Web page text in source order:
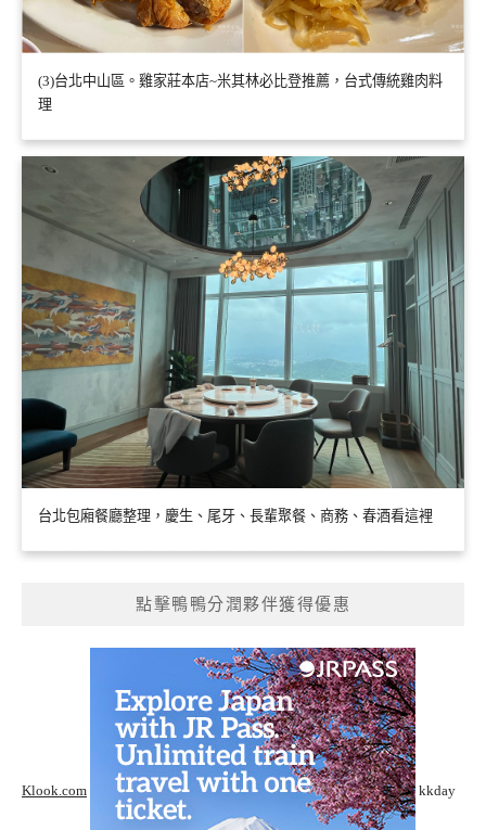
(3)台北中山區。雞家莊本店~米其林必比登推薦，台式傳統雞肉料
理
台北包廂餐廳整理，慶生、尾牙、長輩聚餐、商務、春酒看這裡
點擊鴨鴨分潤夥伴獲得優惠
Klook.com kkday